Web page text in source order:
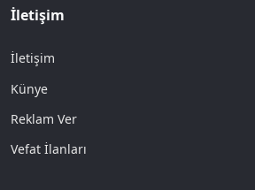
İletişim
İletişim
Künye
Reklam Ver
Vefat İlanları